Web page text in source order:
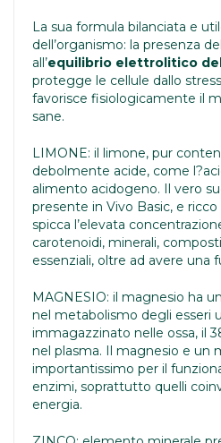
La sua formula bilanciata e
dell’organismo: la presenza
all’equilibrio elettrolitico
protegge le cellule dallo
favorisce fisiologicamente il
sane.
LIMONE: il limone, pur
debolmente acide, come
alimento acidogeno. Il vero
presente in Vivo Basic, e
spicca l’elevata
carotenoidi, minerali,
essenziali, oltre ad avere una
MAGNESIO: il magnesio ha
nel metabolismo degli esseri
immagazzinato nelle ossa, il
nel plasma. Il magnesio e un
importantissimo per il
enzimi, soprattutto quelli
energia.